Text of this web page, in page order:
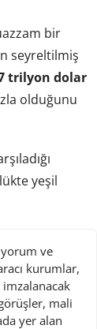
bir
seyreltilmiş
trilyon dolar
olduğunu
yeşil
ve
kurumlar,
mali
yer alan